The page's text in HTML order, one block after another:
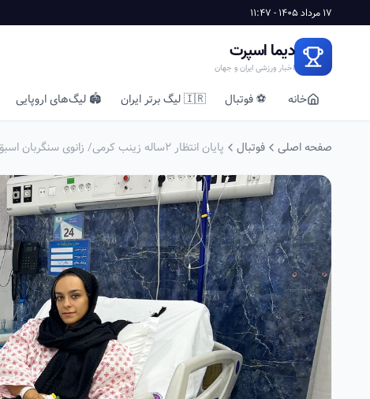
17 مرداد 1405 - 11:47
دیما اسپرت
اخبار ورزشی ایران و جهان
خانه ⚽ فوتبال 🇮🇷 لیگ برتر ایران 🏟️ لیگ‌های اروپایی
صفحه اصلی فوتبال پایان انتظار ۲ساله زینب کرمی/ زانوی سنگربان اسبق تیم ملی فوتسال زنان به تیغ جراحی سپرده شد